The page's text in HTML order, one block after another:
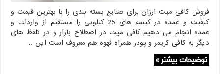
فروش کافی میت ارزان برای صنایع بسته بندی را با بهترین قیمت و
کیفیت و عمده در کیسه های 25 کیلویی را مستقیم از واردات و
عمده انجام می دهیم کافی میت در اصطلاح بازار و در تلفظ های
دیگر به کافی کریمر و پودر همراه قهوه هم معروف است این …
توضیحات بیشتر »